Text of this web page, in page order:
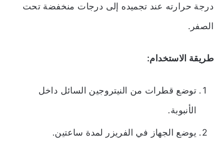
درجة حرارته عند تجميده إلى درجات منخفضة تحت
الصفر.
طريقة الاستخدام:
توضع قطرات من النيتروجين السائل داخل
الأنبوبة.
يوضع الجهاز في الفريزر لمدة ساعتين.